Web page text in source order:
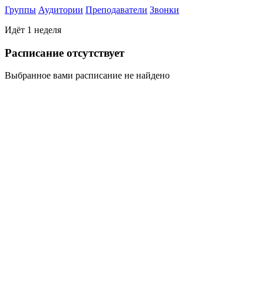
Группы Аудитории Преподаватели Звонки
Идёт 1 неделя
Раcписание отсутствует
Выбранное вами расписание не найдено